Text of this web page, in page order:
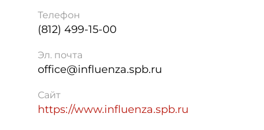
Телефон
(812) 499-15-00
Эл. почта
office@influenza.spb.ru
Сайт
https://www.influenza.spb.ru